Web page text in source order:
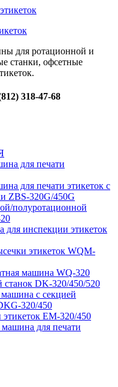
для ротационной и
станки, офсетные
318-47-68
для печати
для печати этикеток с
ZBS-320G/450G
полуротационной
для инспекции этикеток
этикеток WQM-
машина WQ-320
станок DK-320/450/520
машина с секцией
320/450
EM-320/450
для печати